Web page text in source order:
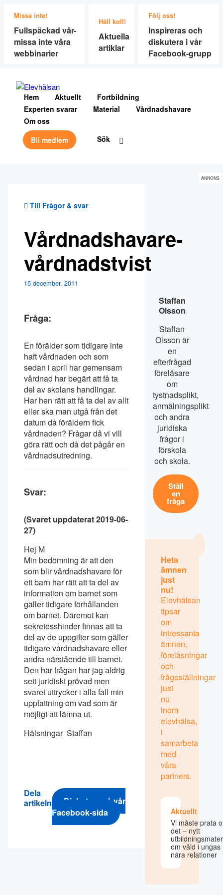
Missa inte!
Fullspäckad vår-
missa inte våra
webbinarier
Håll koll!
Aktuella
artiklar
Följ oss!
Inspireras och
diskutera i vår
Facebook-grupp
Hem Aktuellt
Fortbildning
Experten svarar
Material
Vårdnadshavare
Om oss
Bli medlem
Sök
Till Frågor & svar
Vårdnadshavare-
vårdnadstvist
15 december, 2011
Fråga:
En förälder som tidigare inte
haft vårdnaden och som
sedan i april har gemensam
vårdnad har begärt att få ta
del av skolans handlingar.
Har hen rätt att få ta del av allt
eller ska man utgå från det
datum då föräldern fick
vårdnaden? Frågar då vi vill
göra rätt och då det pågår en
vårdnadsutredning.
Svar:
(Svaret uppdaterat 2019-06-
27)
Hej M
Min bedömning är att den
som blir vårdnadshavare för
ett barn har rätt att ta del av
information om barnet som
gäller tidigare förhållanden
om barnet. Däremot kan
sekretesshinder finnas att ta
del av de uppgifter som gäller
tidigare vårdnadshavare eller
andra närstående till barnet.
Den här frågan har jag aldrig
sett juridiskt prövad men
svaret uttrycker i alla fall min
uppfattning om vad som är
möjligt att lämna ut.
Hälsningar Staffan
Dela
artikeln
Diskutera på vår
Facebook-sida
Staffan
Olsson
Staffan
Olsson är
en
efterfrågad
föreläsare
om
tystnadsplikt,
anmälningsplikt
och andra
juridiska
frågor i
förskola
och skola.
Ställ
en
fråga
Heta
ämnen
just
nu!
Elevhälsan
tipsar
om
intressanta
ämnen,
föreläsningar
och
frågeställningar
just
nu
inom
elevhälsa,
i
samarbeta
med
våra
partners.
Aktuellt
Vi måste prata
det – nytt
om våld i ungas
nära relationer
ANNONS